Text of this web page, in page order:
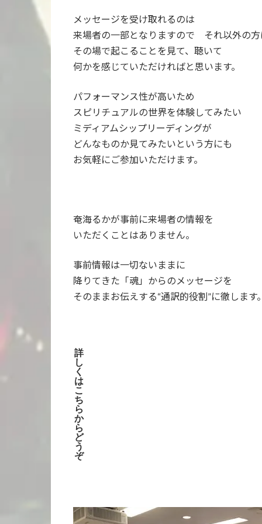
メッセージを受け取れるのは
来場者の一部となりますので それ以外の
その場で起こることを見て、聴いて
何かを感じていただければと思います。
パフォーマンス性が高いため
スピリチュアルの世界を体験してみたい
ミディアムシップリーディングが
どんなものか見てみたいという方にも
お気軽にご参加いただけます。
奄海るかが事前に来場者の情報を
いただくことはありません。
事前情報は一切ないままに
降りてきた「魂」からのメッセージを
そのままお伝えする“通訳的役割”に徹します
詳
し
く
は
こ
ち
ら
か
ら
ど
う
ぞ